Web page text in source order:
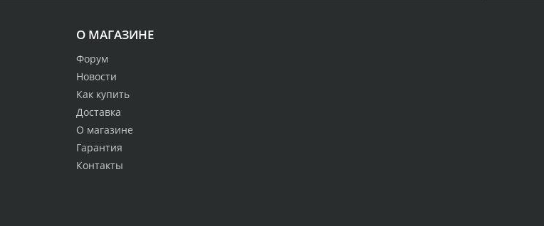
О МАГАЗИНЕ
Форум
Новости
Как купить
Доставка
О магазине
Гарантия
Контакты